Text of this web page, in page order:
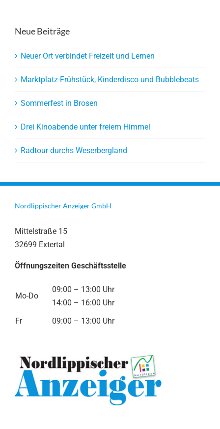
Neue Beiträge
Neuer Ort verbindet Freizeit und Lernen
Marktplatz-Frühstück, Kinderdisco und Bubblebeats
Sommerfest in Brosen
Drei Kinoabende unter freiem Himmel
Radtour durchs Weserbergland
Nordlippischer Anzeiger GmbH
Mittelstraße 15
32699 Extertal
Öffnungszeiten Geschäftsstelle
Mo-Do
09:00 – 13:00 Uhr
14:00 – 16:00 Uhr
Fr
09:00 – 13:00 Uhr